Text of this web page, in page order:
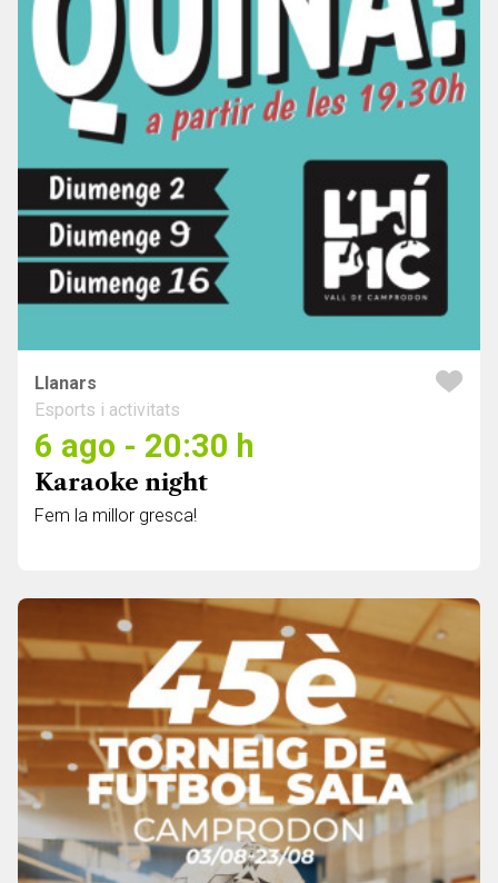
Llanars
Esports i activitats
6 ago - 20:30 h
Karaoke night
Fem la millor gresca!